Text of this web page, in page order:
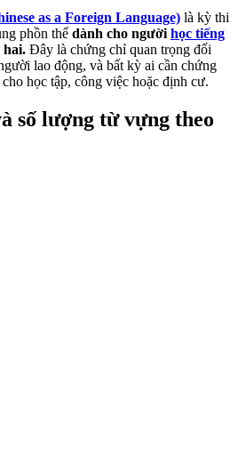
as a Foreign Language) là kỳ thi
phồn thể dành cho người học tiếng
hai. Đây là chứng chỉ quan trọng đối
lao động, và bất kỳ ai cần chứng
học tập, công việc hoặc định cư.
số lượng từ vựng theo